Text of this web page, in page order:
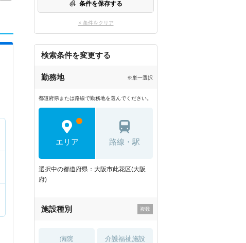
条件を保存する
× 条件をクリア
検索条件を変更する
勤務地 ※単一選択
都道府県または路線で勤務地を選んでください。
エリア 路線・駅
選択中の都道府県：大阪市此花区(大阪
府)
施設種別
病院 介護福祉施設